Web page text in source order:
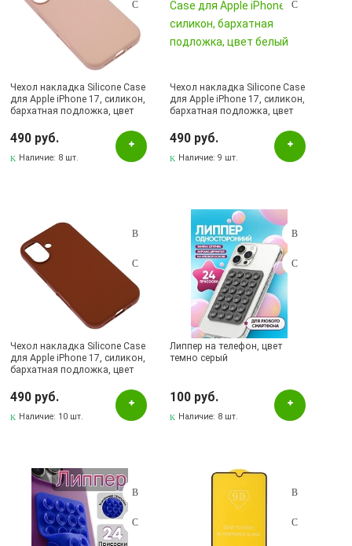
Чехол накладка Silicone Case
для Apple iPhone 17, силикон,
бархатная подложка, цвет
490 руб.
Наличие: 8 шт.
Чехол накладка Silicone Case
для Apple iPhone 17, силикон,
бархатная подложка, цвет
490 руб.
Наличие:9 шт.
Чехол накладка Silicone Case
для Apple iPhone 17, силикон,
бархатная подложка, цвет
490 руб.
Наличие: 10 шт.
Липпер на телефон, цвет
темно серый
100 руб.
Наличие: 8 шт.